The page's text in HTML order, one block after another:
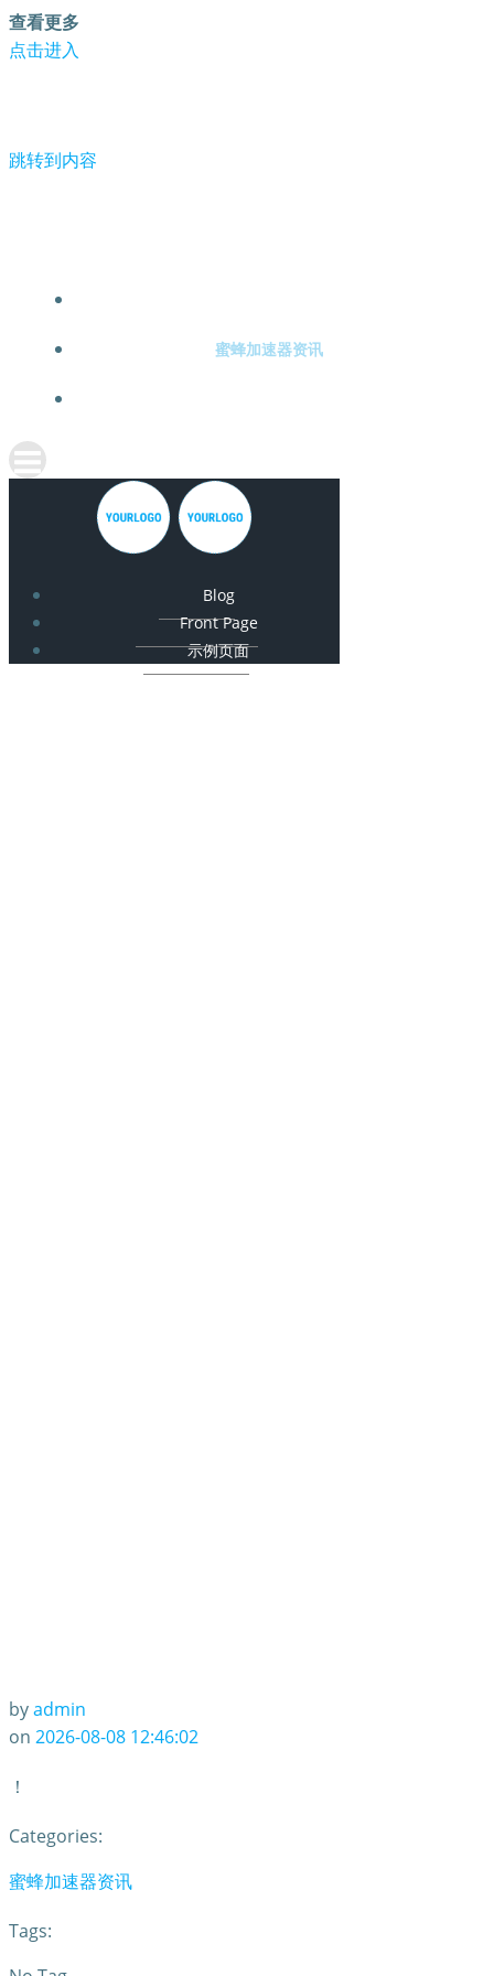
查看更多
点击进入
跳转到内容
蜜蜂加速器资讯
Blog
Front Page
示例页面
byadmin
on 2026-08-08 12:46:02
！
Categories:
蜜蜂加速器资讯
Tags: